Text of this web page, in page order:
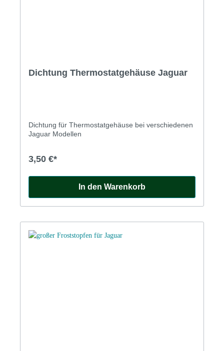
Dichtung Thermostatgehäuse Jaguar
Dichtung für Thermostatgehäuse bei verschiedenen
Jaguar Modellen
3,50 €*
In den Warenkorb